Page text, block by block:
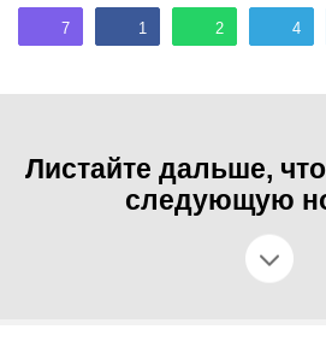
7 1 2 4
Листайте дальше,
следующую